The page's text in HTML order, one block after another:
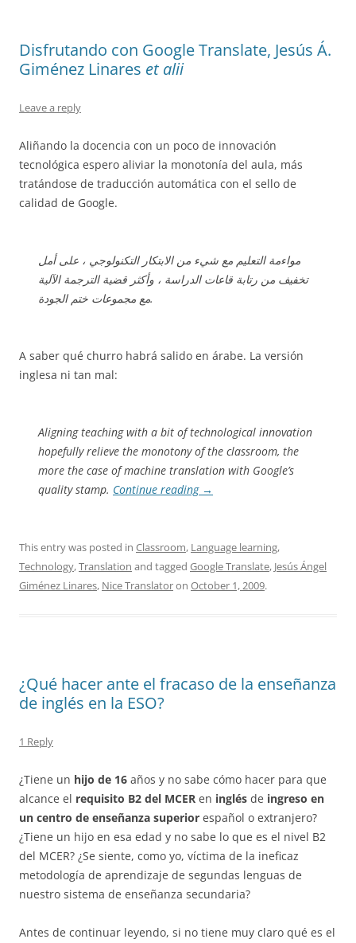
Disfrutando con Google Translate, Jesús Á.
Giménez Linares et alii
Leave a reply
Aliñando la docencia con un poco de innovación
tecnológica espero aliviar la monotonía del aula, más
tratándose de traducción automática con el sello de
calidad de Google.
مواءمة التعليم مع شيء من الابتكار التكنولوجي ، على أمل
تخفيف من رتابة قاعات الدراسة ، وأكثر قضية الترجمة الآلية
مع مجموعات ختم الجودة.
A saber qué churro habrá salido en árabe. La versión
inglesa ni tan mal:
Aligning teaching with a bit of technological innovation
hopefully relieve the monotony of the classroom, the
more the case of machine translation with Google’s
quality stamp. Continue reading →
This entry was posted in Classroom, Language learning,
Technology,Translation and tagged Google Translate, Jesús Ángel
Giménez Linares, Nice Translatoron October 1, 2009.
¿Qué hacer ante el fracaso de la enseñanza
de inglés en la ESO?
1 Reply
¿Tiene un hijo de 16 años y no sabe cómo hacer para que
alcance el requisito B2 del MCER en inglés de ingreso en
un centro de enseñanza superior español o extranjero?
¿Tiene un hijo en esa edad y no sabe lo que es el nivel B2
del MCER? ¿Se siente, como yo, víctima de la ineficaz
metodología de aprendizaje de segundas lenguas de
nuestro sistema de enseñanza secundaria?
Antes de continuar leyendo, si no tiene muy claro qué es el